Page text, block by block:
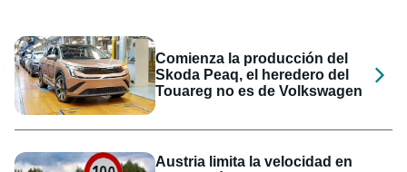
Comienza la producción del
Skoda Peaq, el heredero del
Touareg no es de Volkswagen
Austria limita la velocidad en